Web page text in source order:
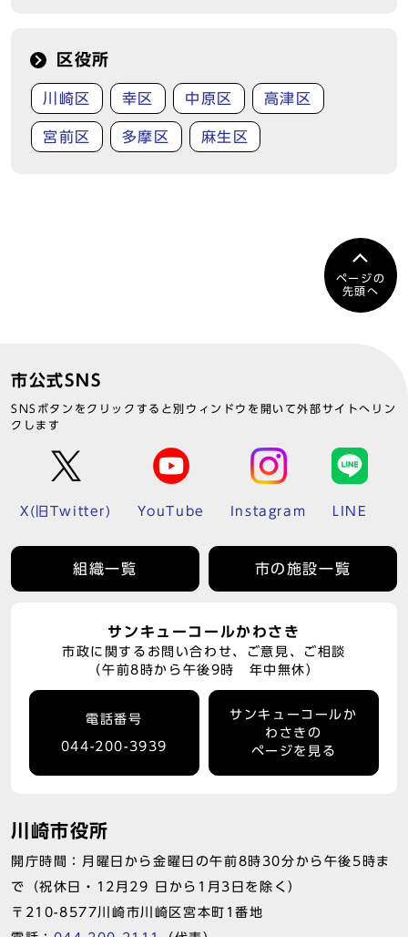
区役所
川崎区 幸区 中原区 高津区
宮前区 多摩区 麻生区
ページの
先頭へ
市公式SNS
SNSボタンをクリックすると別ウィンドウを開いて外部サイトへリン
クします
X(旧Twitter) YouTube Instagram LINE
組織一覧 市の施設一覧
サンキューコールかわさき
市政に関するお問い合わせ、ご意見、ご相談
（午前8時から午後9時 年中無休）
電話番号
044-200-3939
サンキューコールか
わさきの
ページを見る
川崎市役所
開庁時間：月曜日から金曜日の午前8時30分から午後5時ま
で（祝休日・12月29 日から1月3日を除く）
〒210-8577川崎市川崎区宮本町1番地